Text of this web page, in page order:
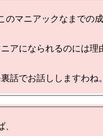
のマニアックなまでの
アになられるのには理